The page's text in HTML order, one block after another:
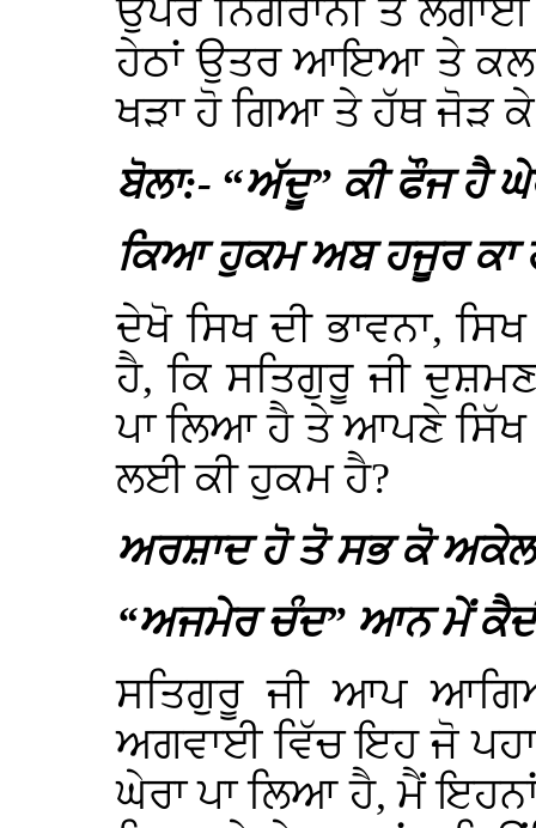
ਉਪਰ ਨਿਗਰਾਨੀ ਤੇ
ਹੇਠਾਂ ਉਤਰ ਆਇਆ ਤੇ
ਖੜਾ ਹੋ ਗਿਆ ਤੇ ਹੱਥ ਜੋੜ
ਬੋਲਾ:- “ਅੱਦੂ” ਕੀ ਫੌਜ ਹੈ
ਕਿਆ ਹੁਕਮ ਅਬ ਹਜੂਰ ਕਾ
ਦੇਖੋ ਸਿਖ ਦੀ ਭਾਵਨਾ,
ਹੈ, ਕਿ ਸਤਿਗੁਰੂ ਜੀ
ਪਾ ਲਿਆ ਹੈ ਤੇ ਆਪਣੇ
ਲਈ ਕੀ ਹੁਕਮ ਹੈ?
ਅਰਸ਼ਾਦ ਹੋ ਤੋ ਸਭ ਕੋ
“ਅਜਮੇਰ ਚੰਦ” ਆਨ ਮੇਂ
ਸਤਿਗੁਰੂ ਜੀ ਆਪ
ਅਗਵਾਈ ਵਿੱਚ ਇਹ ਜੋ
ਘੇਰਾ ਪਾ ਲਿਆ ਹੈ, ਮੈਂ